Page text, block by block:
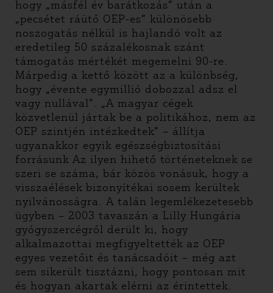
hogy „másfél év barátkozás” után a
„pecsétet ráütő OEP-es” különösebb
noszogatás nélkül is hajlandó volt az
eredetileg 50 százalékosnak szánt
támogatás mértékét megemelni 90-re.
Márpedig a kettő között az a különbség,
hogy „évente egymillió dobozzal adsz el
vagy nullával”. „A magyar cégek
közvetlenül jártak be a politikához, nem az
OEP szintjén intézkedtek” – állítja
ugyanakkor egyik egészségbiztosítási
forrásunk Az ilyen hihető történeteknek se
szeri se száma, bár közös vonásuk, hogy a
visszaélések bizonyítékai sosem kerültek
nyilvánosságra. A talán legemlékezetesebb
ügyben – 2003 tavaszán a Lilly Hungária
gyógyszercégről derült ki, hogy
alkalmazottai megfigyeltették az OEP
egyes vezetőit és tanácsadóit – még azt
sem sikerült tisztázni, hogy pontosan mit
és hogyan akartak elérni az érintettek.